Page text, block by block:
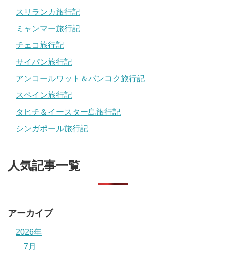
スリランカ旅行記
ミャンマー旅行記
チェコ旅行記
サイパン旅行記
アンコールワット＆バンコク旅行記
スペイン旅行記
タヒチ＆イースター島旅行記
シンガポール旅行記
人気記事一覧
アーカイブ
2026年
7月